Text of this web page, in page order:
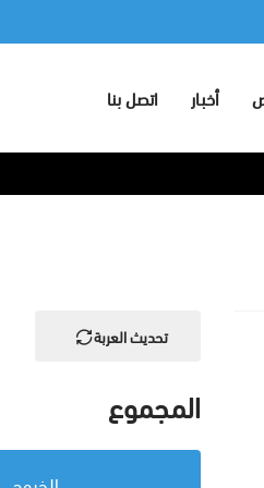
أخبار اتصل بنا
أخبار اتصل بنا
تحديث العربة
المجموع